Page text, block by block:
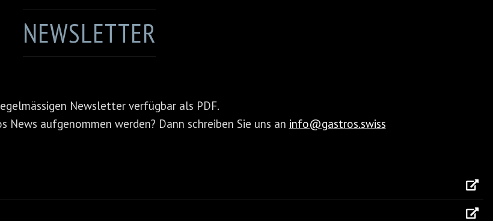
NEWSLETTER
Newsletter verfügbar als PDF.
aufgenommen werden? Dann schreiben Sie uns an info@gastros.swiss